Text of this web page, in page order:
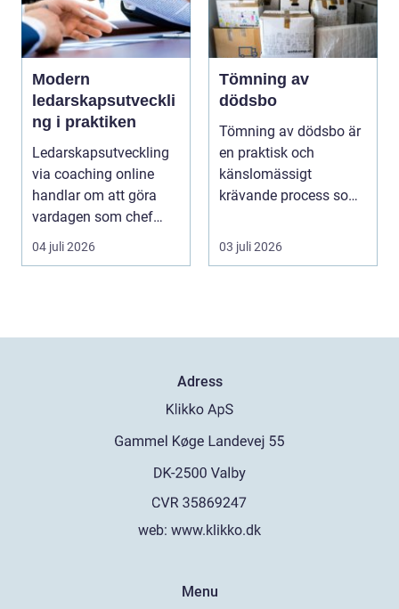
Modern
ledarskapsutveckli
ng i praktiken
Ledarskapsutveckling
via coaching online
handlar om att göra
vardagen som chef
både mer h...
04 juli 2026
Tömning av
dödsbo
Tömning av dödsbo är
en praktisk och
känslomässigt
krävande process som
gång ell...
03 juli 2026
Adress
web: www.klikko.dk
Menu